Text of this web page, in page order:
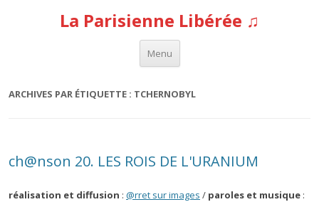
La Parisienne Libérée ♫
Menu
Aller au contenu
ARCHIVES PAR ÉTIQUETTE : TCHERNOBYL
ch@nson 20. LES ROIS DE L'URANIUM
réalisation et diffusion : @rret sur images / paroles et musique :